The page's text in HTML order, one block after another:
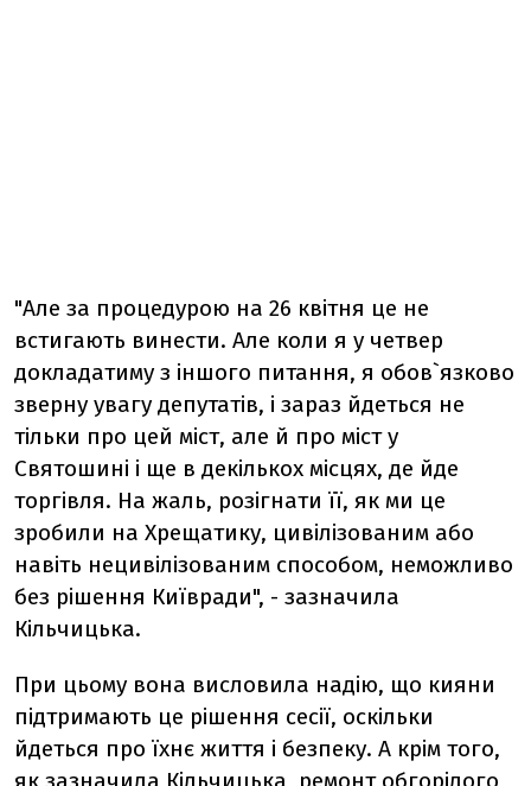
"Але за процедурою на 26 квітня це не
встигають винести. Але коли я у четвер
докладатиму з іншого питання, я обов`язково
зверну увагу депутатів, і зараз йдеться не
тільки про цей міст, але й про міст у
Святошині і ще в декількох місцях, де йде
торгівля. На жаль, розігнати її, як ми це
зробили на Хрещатику, цивілізованим або
навіть нецивілізованим способом, неможливо
без рішення Київради", - зазначила
Кільчицька.
При цьому вона висловила надію, що кияни
підтримають це рішення сесії, оскільки
йдеться про їхнє життя і безпеку. А крім того,